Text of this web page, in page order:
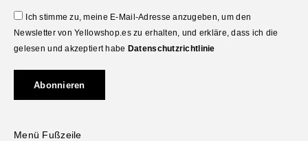
Ich stimme zu, meine E-Mail-Adresse anzugeben, um den
Newsletter von Yellowshop.es zu erhalten, und erkläre, dass ich die
gelesen und akzeptiert habe Datenschutzrichtlinie
Abonnieren
Menü Fußzeile